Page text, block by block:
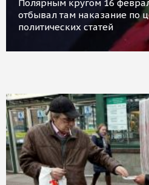
Полярным кругом 16
отбывал там наказание по
политических статей